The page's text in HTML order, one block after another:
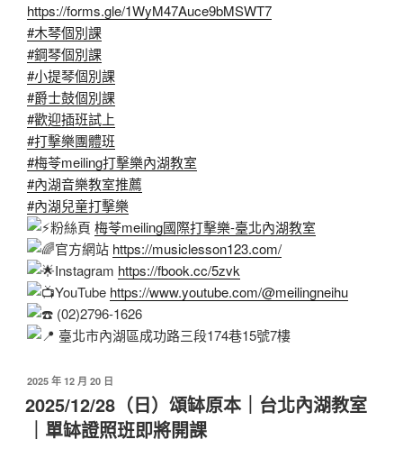
https://forms.gle/1WyM47Auce9bMSWT7
#木琴個別課
#鋼琴個別課
#小提琴個別課
#爵士鼓個別課
#歡迎插班試上
#打擊樂團體班
#梅苓meiling打擊樂內湖教室
#內湖音樂教室推薦
#內湖兒童打擊樂
粉絲頁 梅苓meiling國際打擊樂-臺北內湖教室
官方網站 https://musiclesson123.com/
Instagram https://fbook.cc/5zvk
YouTube https://www.youtube.com/@meilingneihu
(02)2796-1626
臺北市內湖區成功路三段174巷15號7樓
發
佈
於
2025 年 12 月 20 日
2025/12/28（日）頌缽原本｜台北內湖教室
｜單缽證照班即將開課